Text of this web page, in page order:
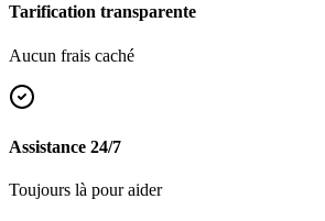
Tarification transparente
Aucun frais caché
Assistance 24/7
Toujours là pour aider